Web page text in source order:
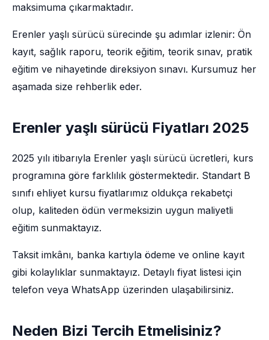
maksimuma çıkarmaktadır.
Erenler yaşlı sürücü sürecinde şu adımlar izlenir: Ön
kayıt, sağlık raporu, teorik eğitim, teorik sınav, pratik
eğitim ve nihayetinde direksiyon sınavı. Kursumuz her
aşamada size rehberlik eder.
Erenler yaşlı sürücü Fiyatları 2025
2025 yılı itibarıyla Erenler yaşlı sürücü ücretleri, kurs
programına göre farklılık göstermektedir. Standart B
sınıfı ehliyet kursu fiyatlarımız oldukça rekabetçi
olup, kaliteden ödün vermeksizin uygun maliyetli
eğitim sunmaktayız.
Taksit imkânı, banka kartıyla ödeme ve online kayıt
gibi kolaylıklar sunmaktayız. Detaylı fiyat listesi için
telefon veya WhatsApp üzerinden ulaşabilirsiniz.
Neden Bizi Tercih Etmelisiniz?